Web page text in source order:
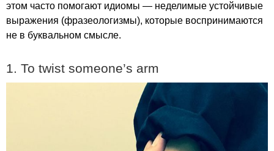
этом часто помогают идиомы — неделимые устойчивые
выражения (фразеологизмы), которые воспринимаются
не в буквальном смысле.
1. To twist someone’s arm